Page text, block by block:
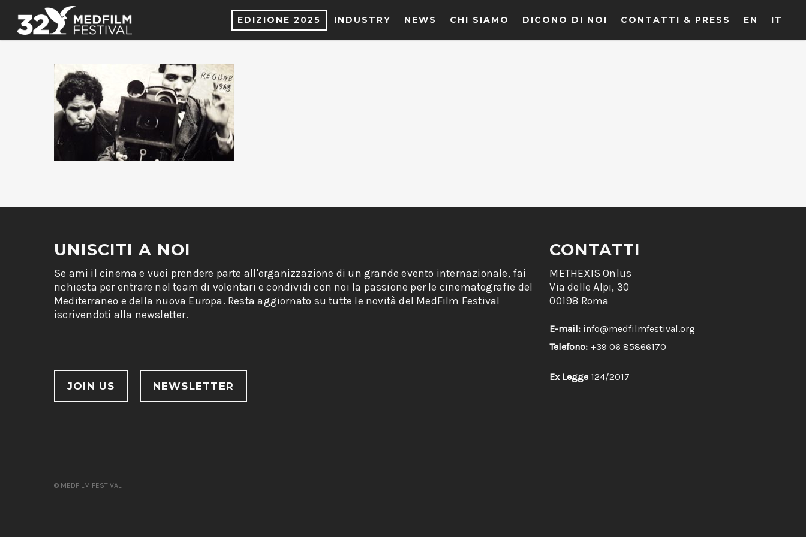
EDIZIONE 2025 INDUSTRY NEWS CHI SIAMO DICONO DI NOI CONTATTI & PRESS EN IT
UNISCITI A NOI
Se ami il cinema e vuoi prendere parte all'organizzazione di un grande evento internazionale, fai
richiesta per entrare nel team di volontari e condividi con noi la passione per le cinematografie del
Mediterraneo e della nuova Europa. Resta aggiornato su tutte le novità del MedFilm Festival
iscrivendoti alla newsletter.
JOIN US NEWSLETTER
CONTATTI
METHEXIS Onlus
Via delle Alpi, 30
00198 Roma
E-mail: info@medfilmfestival.org
Telefono: +39 06 85866170
Ex Legge 124/2017
© MEDFILM FESTIVAL